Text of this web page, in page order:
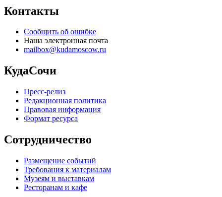
Контакты
Сообщить об ошибке
Наша электронная почта
mailbox@kudamoscow.ru
КудаСочи
Пресс-релиз
Редакционная политика
Правовая информация
Формат ресурса
Сотрудничество
Размещение событий
Требования к материалам
Музеям и выставкам
Ресторанам и кафе